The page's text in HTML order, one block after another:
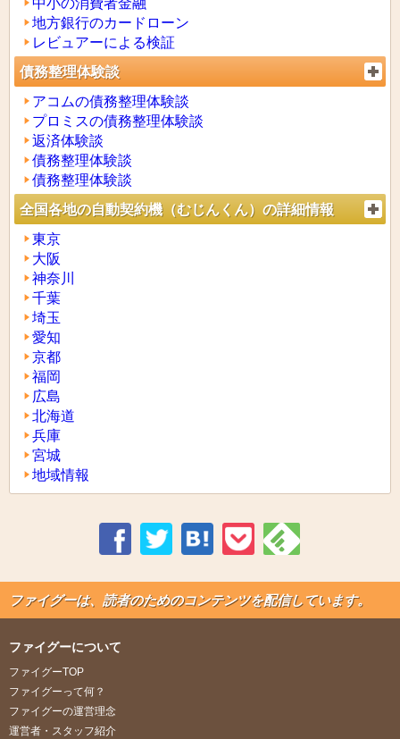
地方銀行のカードローン
レビュアーによる検証
債務整理体験談
アコムの債務整理体験談
プロミスの債務整理体験談
返済体験談
債務整理体験談
債務整理体験談
全国各地の自動契約機（むじんくん）の詳細情報
東京
大阪
神奈川
千葉
埼玉
愛知
京都
福岡
広島
北海道
兵庫
宮城
地域情報
ファイグーは、読者のためのコンテンツを配信しています。
ファイグーについて
ファイグーTOP
ファイグーって何？
ファイグーの運営理念
運営者・スタッフ紹介